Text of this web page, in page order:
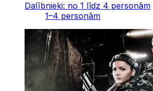
Dalībnieki: no 1 līdz 4 personām
1–4 personām